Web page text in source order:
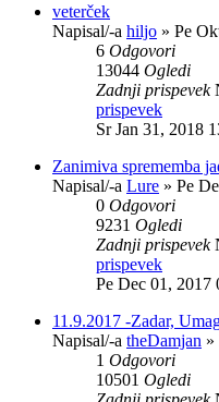
veterček
Napisal/-a hiljo » Pe
6 Odgovori
13044 Ogledi
Zadnji prispevek
prispevek
Sr Jan 31, 2018
Zanimiva sprememba
Napisal/-a Lure » Pe
0 Odgovori
9231 Ogledi
Zadnji prispevek
prispevek
Pe Dec 01, 2017
11.9.2017 -Zadar,
Napisal/-a theDamjan »
1 Odgovori
10501 Ogledi